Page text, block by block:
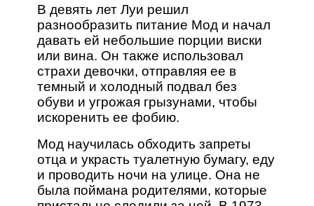
В девять лет Луи решил
разнообразить питание Мод и начал
давать ей небольшие порции виски
или вина. Он также использовал
страхи девочки, отправляя ее в
темный и холодный подвал без
обуви и угрожая грызунами, чтобы
искоренить ее фобию.
Мод научилась обходить запреты
отца и украсть туалетную бумагу, еду
и проводить ночи на улице. Она не
была поймана родителями, которые